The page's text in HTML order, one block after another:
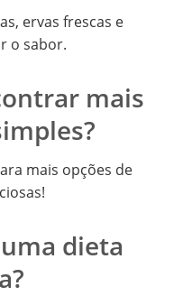
ervas frescas e
o sabor.
mais
mais opções de
dieta